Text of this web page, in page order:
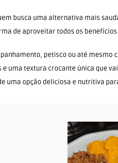
busca uma alternativa mais
de aproveitar todos os
petisco ou até mesmo
uma textura crocante única que
uma opção deliciosa e nutritiva